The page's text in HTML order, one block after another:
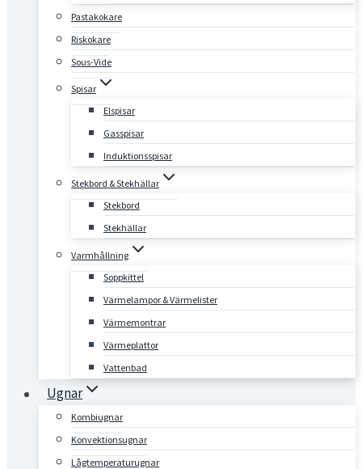
Pastakokare
Riskokare
Sous-Vide
Spisar
Elspisar
Gasspisar
Induktionsspisar
Stekbord & Stekhällar
Stekbord
Stekhällar
Varmhållning
Soppkittel
Värmelampor & Värmelister
Värmemontrar
Värmeplattor
Vattenbad
Ugnar
Kombiugnar
Konvektionsugnar
Lågtemperaturugnar